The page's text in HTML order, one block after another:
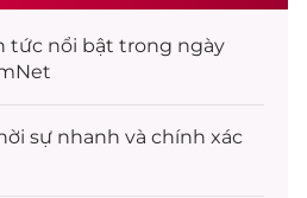
tức nổi bật trong ngày
sự nhanh và chính xác